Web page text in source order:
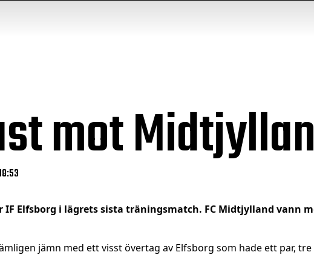
mot
IF Elfsborg i lägrets sista träningsmatch. FC Midtjylland vann
jämn med ett visst övertag av Elfsborg som hade ett par,